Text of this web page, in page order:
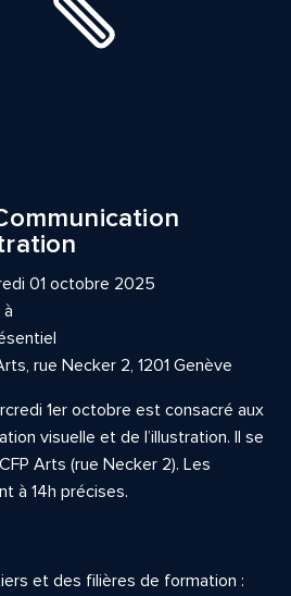
01 octobre 2025
rue Necker 2, 1201 Genève
1er octobre est consacré aux
visuelle et de l’illustration. Il se
Arts (rue Necker 2). Les
à 14h précises.
et des filières de formation :